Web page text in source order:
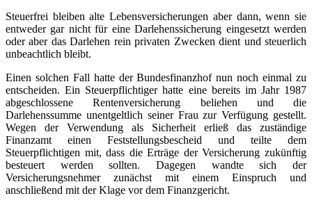
Steuerfrei bleiben alte Lebensversicherungen aber dann, wenn sie
entweder gar nicht für eine Darlehenssicherung eingesetzt werden
oder aber das Darlehen rein privaten Zwecken dient und steuerlich
unbeachtlich bleibt.
Einen solchen Fall hatte der Bundesfinanzhof nun noch einmal zu
entscheiden. Ein Steuerpflichtiger hatte eine bereits im Jahr 1987
abgeschlossene Rentenversicherung beliehen und die
Darlehenssumme unentgeltlich seiner Frau zur Verfügung gestellt.
Wegen der Verwendung als Sicherheit erließ das zuständige
Finanzamt einen Feststellungsbescheid und teilte dem
Steuerpflichtigen mit, dass die Erträge der Versicherung zukünftig
besteuert werden sollten. Dagegen wandte sich der
Versicherungsnehmer zunächst mit einem Einspruch und
anschließend mit der Klage vor dem Finanzgericht.